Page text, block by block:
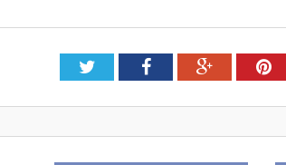
TwitterFacebookGoogle+